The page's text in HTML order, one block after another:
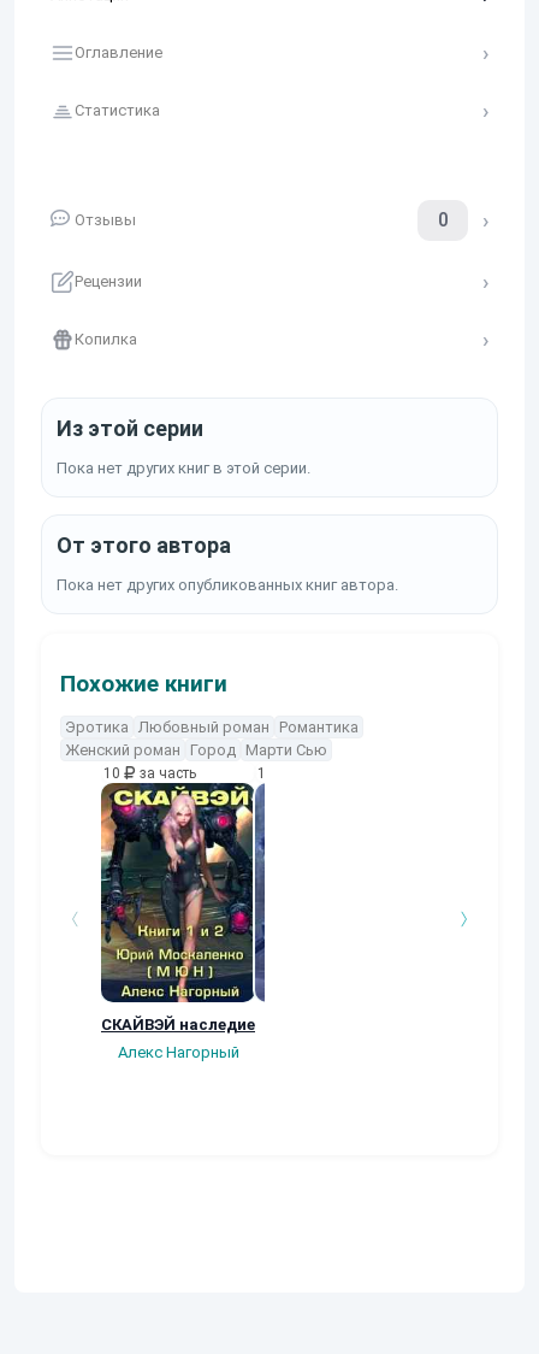
Оглавление
Статистика
Отзывы 0
Рецензии
Копилка
Из этой серии
Пока нет других книг в этой серии.
От этого автора
Пока нет других опубликованных книг автора.
Похожие книги
Эротика Любовный роман
Романтика
Женский роман
Город Марти Сью
10 за часть
СКАЙВЭЙ наследие
Алекс Нагорный
10